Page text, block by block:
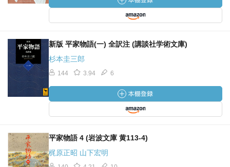
新版 平家物語(一) 全訳注 (講談社学術文庫)
杉本圭三郎
144 3.94 6
平家物語 4 (岩波文庫 黄113-4)
梶原正昭 山下宏明